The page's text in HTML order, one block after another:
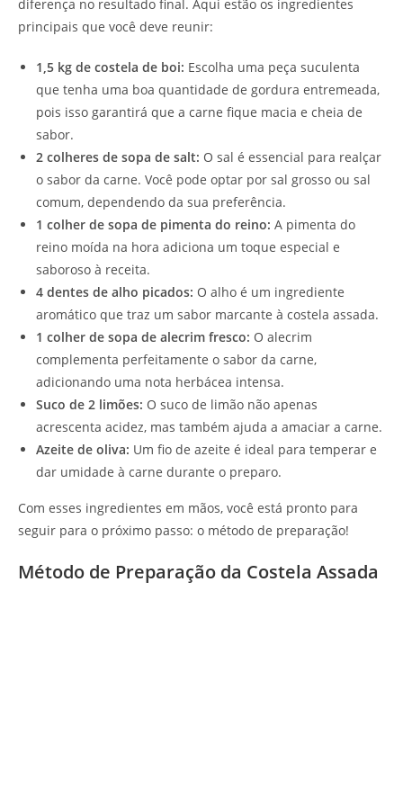
diferença no resultado final. Aqui estão os ingredientes
principais que você deve reunir:
1,5 kg de costela de boi: Escolha uma peça suculenta
que tenha uma boa quantidade de gordura entremeada,
pois isso garantirá que a carne fique macia e cheia de
sabor.
2 colheres de sopa de salt: O sal é essencial para realçar
o sabor da carne. Você pode optar por sal grosso ou sal
comum, dependendo da sua preferência.
1 colher de sopa de pimenta do reino: A pimenta do
reino moída na hora adiciona um toque especial e
saboroso à receita.
4 dentes de alho picados: O alho é um ingrediente
aromático que traz um sabor marcante à costela assada.
1 colher de sopa de alecrim fresco: O alecrim
complementa perfeitamente o sabor da carne,
adicionando uma nota herbácea intensa.
Suco de 2 limões: O suco de limão não apenas
acrescenta acidez, mas também ajuda a amaciar a carne.
Azeite de oliva: Um fio de azeite é ideal para temperar e
dar umidade à carne durante o preparo.
Com esses ingredientes em mãos, você está pronto para
seguir para o próximo passo: o método de preparação!
Método de Preparação da Costela Assada